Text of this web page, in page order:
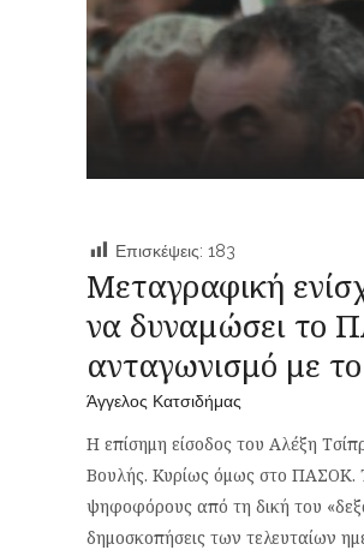
Επισκέψεις: 183
Μεταγραφική
να δυναμώσει το
ανταγωνισμό με
Άγγελος Κατσιδήμας
Η επίσημη είσοδος του Αλέξη
Βουλής. Κυρίως όμως στο ΠΑΣΟΚ.
ψηφοφόρους από τη δική του
δημοσκοπήσεις των τελευταίων